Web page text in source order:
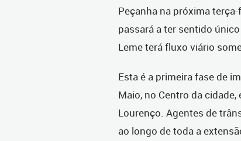
Peçanha na próxima
passará a ter sentido
Leme terá fluxo viário
Esta é a primeira fase de
Maio, no Centro da cidade,
Lourenço. Agentes de
ao longo de toda a